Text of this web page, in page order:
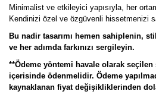
Minimalist ve etkileyici yapısıyla, her
Kendinizi özel ve özgüvenli hissetmenizi
Bu nadir tasarımı hemen sahiplenin,
ve her adımda farkınızı sergileyin.
**Ödeme yöntemi havale olarak
içerisinde ödenmelidir. Ödeme
kaynaklanan fiyat değişikliklerinden